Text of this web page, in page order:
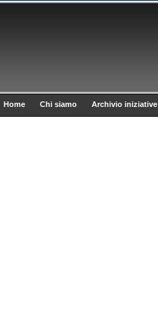
Home Chi siamo Archivio iniziative